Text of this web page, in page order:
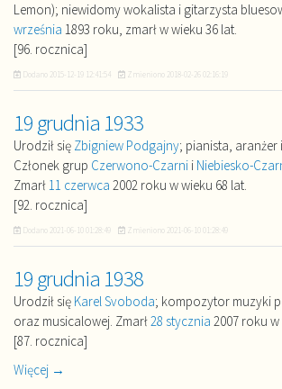
Lemon); niewidomy wokalista i gitarzysta
września 1893 roku, zmarł w wieku 36 lat.
[96. rocznica]
Dodano 2015-12-19 12:41:54 Zmieniono 2018-02-26 02:16:19
19 grudnia 1933
Urodził się Zbigniew Podgajny; pianista,
Członek grup Czerwono-Czarni i Niebiesko-
Zmarł11 czerwca 2002 roku w wieku 68 lat.
[92. rocznica]
Dodano 2021-06-10 01:28:49 Zmieniono 2021-06-10 01:28:49
19 grudnia 1938
Urodził się Karel Svoboda; kompozytor muzyki
oraz musicalowej. Zmarł28 stycznia 2007 roku
[87. rocznica]
Więcej →